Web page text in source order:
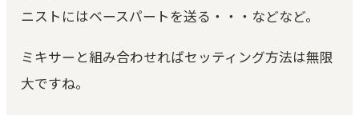
ニストにはベースパートを送る・・・などなど。
ミキサーと組み合わせればセッティング方法は無限
大ですね。